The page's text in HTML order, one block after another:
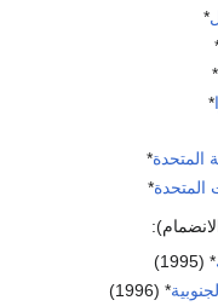
*
*
*
المتحدة*
المتحدة*
* (1995)
* (1996)